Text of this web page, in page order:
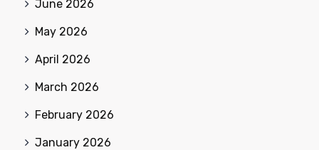
June 2026
May 2026
April 2026
March 2026
February 2026
January 2026